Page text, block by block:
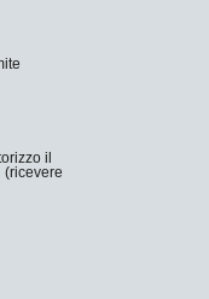
il
(ricevere